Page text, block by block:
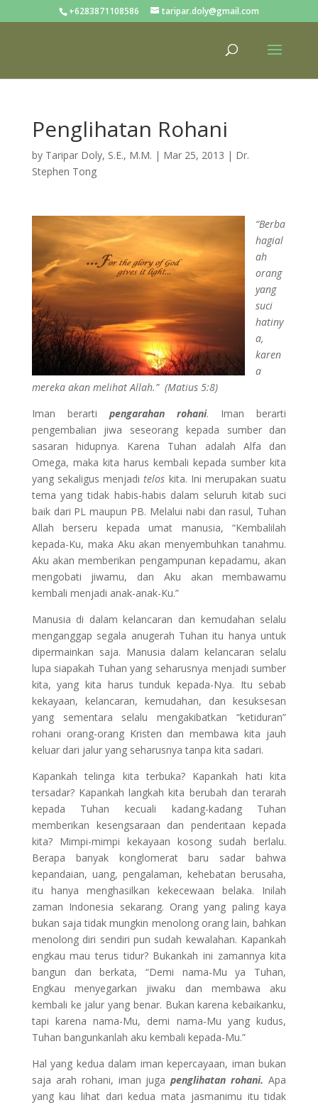
+6283871108586 taripar.doly@gmail.com
Penglihatan Rohani
by Taripar Doly, S.E., M.M. | Mar 25, 2013 | Dr.
Stephen Tong
“Berba
hagial
ah
orang
yang
suci
hatiny
a,
karen
a
mereka akan melihat Allah.” (Matius 5:8)
Iman berarti pengarahan rohani. Iman berarti
pengembalian jiwa seseorang kepada sumber dan
sasaran hidupnya. Karena Tuhan adalah Alfa dan
Omega, maka kita harus kembali kepada sumber kita
yang sekaligus menjaditelos kita. Ini merupakan suatu
tema yang tidak habis-habis dalam seluruh kitab suci
baik dari PL maupun PB. Melalui nabi dan rasul, Tuhan
Allah berseru kepada umat manusia, “Kembalilah
kepada-Ku, maka Aku akan menyembuhkan tanahmu.
Aku akan memberikan pengampunan kepadamu, akan
mengobati jiwamu, dan Aku akan membawamu
kembali menjadi anak-anak-Ku.”
Manusia di dalam kelancaran dan kemudahan selalu
menganggap segala anugerah Tuhan itu hanya untuk
dipermainkan saja. Manusia dalam kelancaran selalu
lupa siapakah Tuhan yang seharusnya menjadi sumber
kita, yang kita harus tunduk kepada-Nya. Itu sebab
kekayaan, kelancaran, kemudahan, dan kesuksesan
yang sementara selalu mengakibatkan “ketiduran”
rohani orang-orang Kristen dan membawa kita jauh
keluar dari jalur yang seharusnya tanpa kita sadari.
Kapankah telinga kita terbuka? Kapankah hati kita
tersadar? Kapankah langkah kita berubah dan terarah
kepada Tuhan kecuali kadang-kadang Tuhan
memberikan kesengsaraan dan penderitaan kepada
kita? Mimpi-mimpi kekayaan kosong sudah berlalu.
Berapa banyak konglomerat baru sadar bahwa
kepandaian, uang, pengalaman, kehebatan berusaha,
itu hanya menghasilkan kekecewaan belaka. Inilah
zaman Indonesia sekarang. Orang yang paling kaya
bukan saja tidak mungkin menolong orang lain, bahkan
menolong diri sendiri pun sudah kewalahan. Kapankah
engkau mau terus tidur? Bukankah ini zamannya kita
bangun dan berkata, “Demi nama-Mu ya Tuhan,
Engkau menyegarkan jiwaku dan membawa aku
kembali ke jalur yang benar. Bukan karena kebaikanku,
tapi karena nama-Mu, demi nama-Mu yang kudus,
Tuhan bangunkanlah aku kembali kepada-Mu.”
Hal yang kedua dalam iman kepercayaan, iman bukan
saja arah rohani, iman jugapenglihatan rohani.Apa
yang kau lihat dari kedua mata jasmanimu itu tidak